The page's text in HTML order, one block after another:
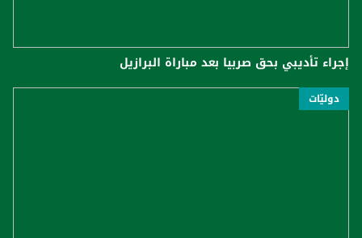
إجراء تأديبي بحق صربيا بعد مباراة البرازيل
دوليّات